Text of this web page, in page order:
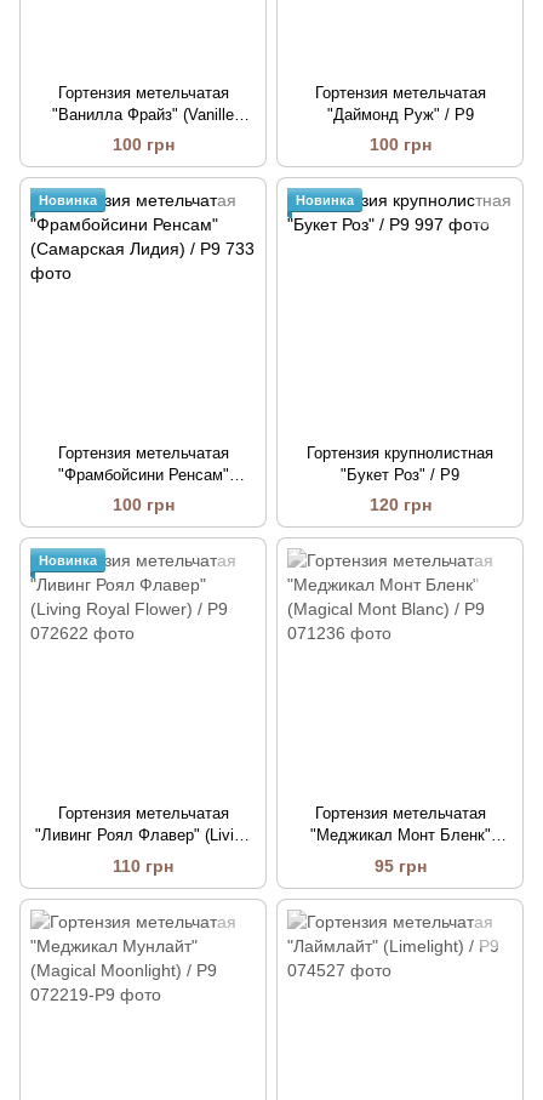
Гортензия метельчатая
"Ванилла Фрайз" (Vanille
Fraisе) / Р9
100 грн
Гортензия метельчатая
"Даймонд Руж" / Р9
100 грн
Новинка
Гортензия метельчатая
"Фрамбойсини Ренсам"
(Самарская Лидия) / Р9
100 грн
Новинка
Гортензия крупнолистная
"Букет Роз" / P9
120 грн
Новинка
Гортензия метельчатая
"Ливинг Роял Флавер" (Living
Royal Flower) / Р9
110 грн
Гортензия метельчатая
"Меджикал Монт Бленк"
(Magical Mont Blanc) / Р9
95 грн